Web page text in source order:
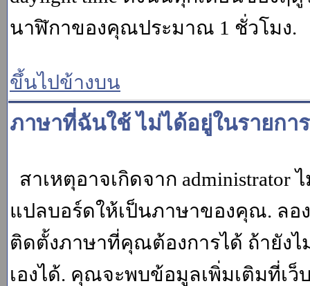
นาฬิกาของคุณประมาณ 1 ชั่วโมง.
ขึ้นไปข้างบน
ภาษาที่ฉันใช้ ไม่ได้อยู่ในรายกา
สาเหตุอาจเกิดจาก
แปลบอร์ดให้เป็นภาษาของคุณ. ลอง
ติดตั้งภาษาที่คุณต้องการได้ ถ้ายัง
เองได้. คุณจะพบข้อมูลเพิ่มเติมที่เว็